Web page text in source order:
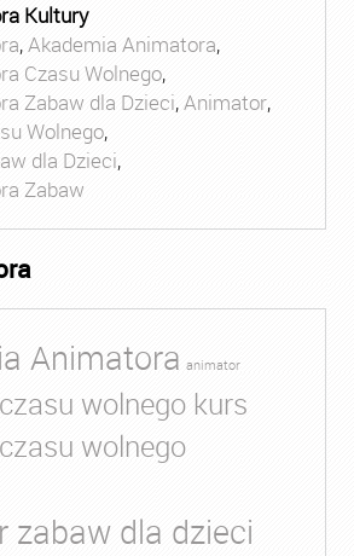
Kultury
,Akademia Animatora,
Czasu Wolnego,
Zabaw dla Dzieci,Animator,
Wolnego,
dla Dzieci,
Zabaw
Animatora animator
wolnego kurs
wolnego
zabaw dla dzieci